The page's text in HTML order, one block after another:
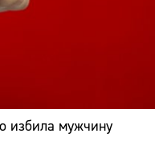
избила мужчину